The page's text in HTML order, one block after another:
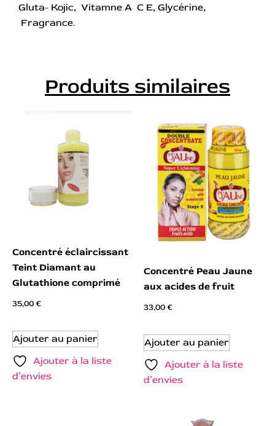
Gluta- Kojic, Vitamne A C E, Glycérine,
Fragrance.
Produits similaires
Concentré éclaircissant
Teint Diamant au
Glutathione comprimé
35,00€
Ajouter au panier
Ajouter à la liste
d’envies
Concentré Peau Jaune
aux acides de fruit
33,00€
Ajouter au panier
Ajouter à la liste
d’envies